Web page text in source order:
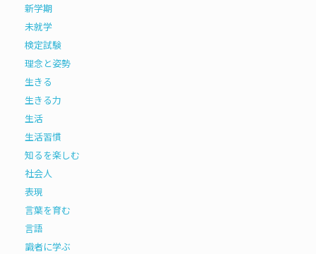
新学期
未就学
検定試験
理念と姿勢
生きる
生きる力
生活
生活習慣
知るを楽しむ
社会人
表現
言葉を育む
言語
識者に学ぶ